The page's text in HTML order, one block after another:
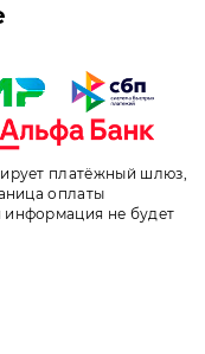
платёжный шлюз,
оплаты
не будет